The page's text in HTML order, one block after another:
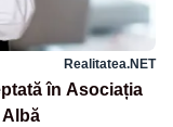
Realitatea.NET
în Asociația